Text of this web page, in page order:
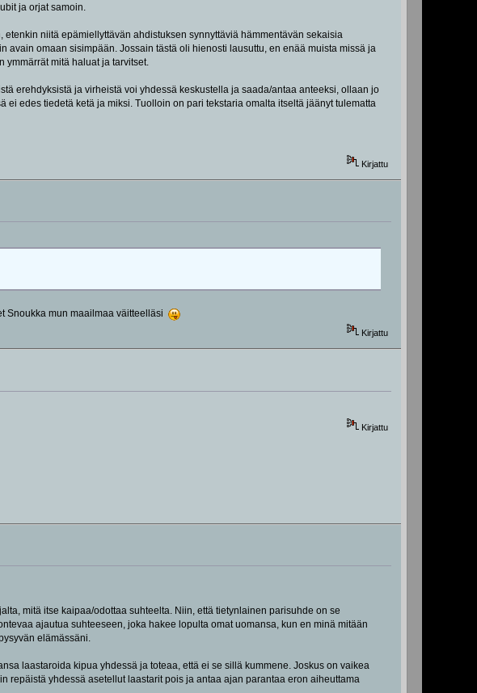
ja orjat samoin.
niitä epämiellyttävän ahdistuksen synnyttäviä hämmentävän sekaisia
omaan sisimpään. Jossain tästä oli hienosti lausuttu, en enää muista missä ja
mitä haluat ja tarvitset.
erehdyksistä ja virheistä voi yhdessä keskustella ja saada/antaa anteeksi, ollaan jo
edes tiedetä ketä ja miksi. Tuolloin on pari tekstaria omalta itseltä jäänyt tulematta
Kirjattu
Snoukka mun maailmaa väitteelläsi
Kirjattu
Kirjattu
mitä itse kaipaa/odottaa suhteelta. Niin, että tietynlainen parisuhde on se
ajautua suhteeseen, joka hakee lopulta omat uomansa, kun en minä mitään
elämässäni.
laastaroida kipua yhdessä ja toteaa, että ei se sillä kummene. Joskus on vaikea
yhdessä asetellut laastarit pois ja antaa ajan parantaa eron aiheuttama